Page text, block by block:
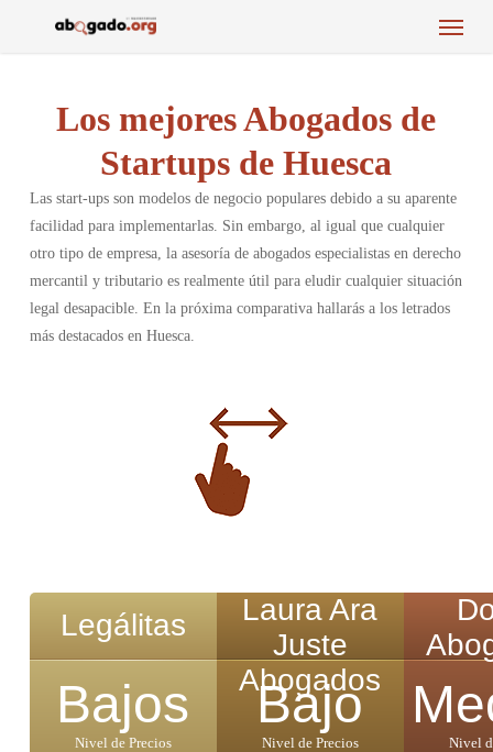
Menu
Los mejores Abogados de
Startups de Huesca
Las start-ups son modelos de negocio populares debido a su aparente
facilidad para implementarlas. Sin embargo, al igual que cualquier
otro tipo de empresa, la asesoría de abogados especialistas en derecho
mercantil y tributario es realmente útil para eludir cualquier situación
legal desapacible. En la próxima comparativa hallarás a los letrados
más destacados en Huesca.
Legálitas
Bajos
Nivel de Precios
Laura Ara
Juste
Abogados
Bajo
Nivel de Precios Nivel